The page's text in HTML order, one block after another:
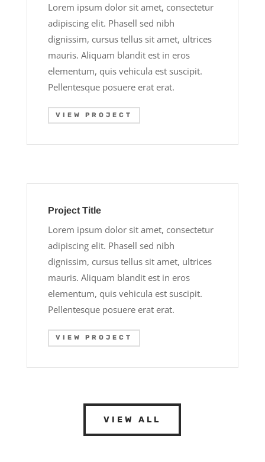
Lorem ipsum dolor sit amet, consectetur
adipiscing elit. Phasell sed nibh
dignissim, cursus tellus sit amet, ultrices
mauris. Aliquam blandit est in eros
elementum, quis vehicula est suscipit.
Pellentesque posuere erat erat.
VIEW PROJECT
Project Title
Lorem ipsum dolor sit amet, consectetur
adipiscing elit. Phasell sed nibh
dignissim, cursus tellus sit amet, ultrices
mauris. Aliquam blandit est in eros
elementum, quis vehicula est suscipit.
Pellentesque posuere erat erat.
VIEW PROJECT
VIEW ALL